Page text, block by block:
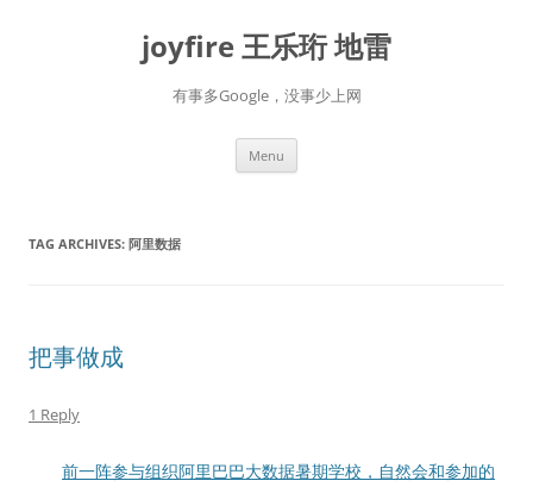
joyfire 王乐珩 地雷
有事多Google，没事少上网
Menu
TAG ARCHIVES: 阿里数据
把事做成
1 Reply
前一阵参与组织阿里巴巴大数据暑期学校，自然会和参加的